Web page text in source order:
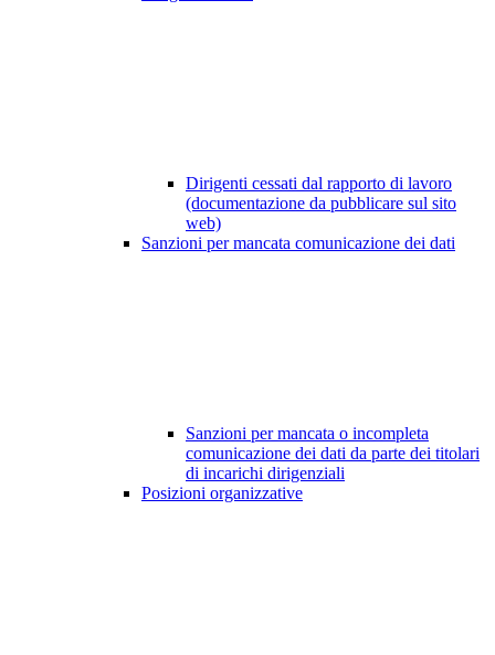
Dirigenti cessati dal rapporto di lavoro
(documentazione da pubblicare sul sito
web)
Sanzioni per mancata comunicazione dei dati
Sanzioni per mancata o incompleta
comunicazione dei dati da parte dei titolari
di incarichi dirigenziali
Posizioni organizzative